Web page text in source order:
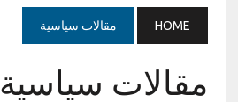
HOME مقالات سياسية
مقالات سياسية